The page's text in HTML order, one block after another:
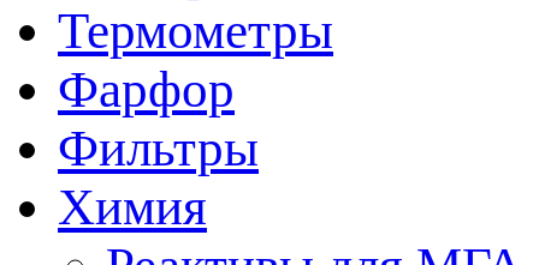
Термометры
Фарфор
Фильтры
Химия